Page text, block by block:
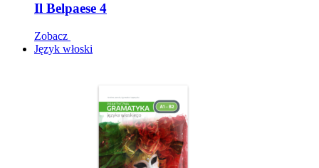
Il Belpaese 4
Zobacz
Język włoski